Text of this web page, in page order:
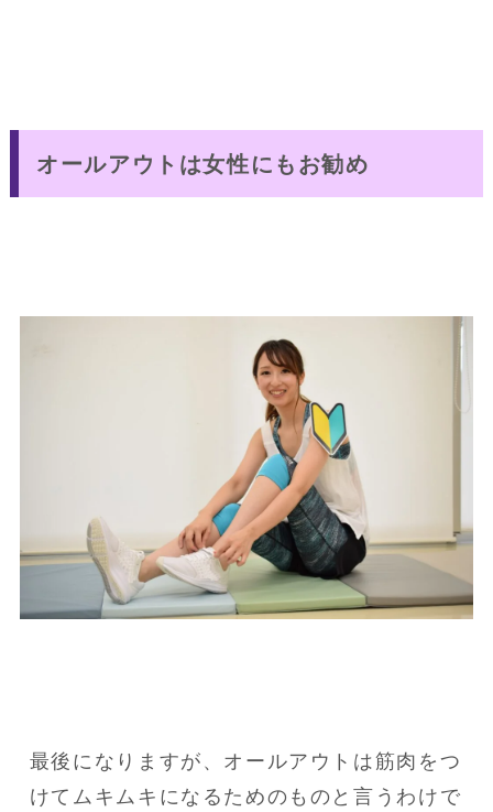
オールアウトは女性にもお勧め
最後になりますが、オールアウトは筋肉をつ
けてムキムキになるためのものと言うわけで